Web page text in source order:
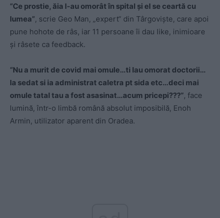
“Ce prostie, ăia l-au omorât în spital și el se ceartă cu
lumea”, scrie Geo Man, „expert“ din Târgoviște, care apoi
pune hohote de râs, iar 11 persoane îi dau like, inimioare
și râsete ca feedback.
“Nu a murit de covid mai omule…ti lau omorat doctorii…
la sedat si ia administrat caletra pt sida etc…deci mai
omule tatal tau a fost asasinat…acum pricepi???”, face
lumină, într-o limbă română absolut imposibilă, Enoh
Armin, utilizator aparent din Oradea.